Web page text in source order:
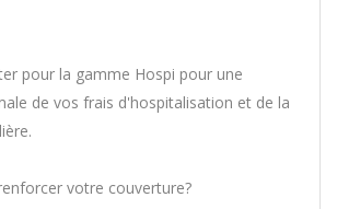
pour la gamme Hospi pour une
de vos frais d'hospitalisation et de la
votre couverture?